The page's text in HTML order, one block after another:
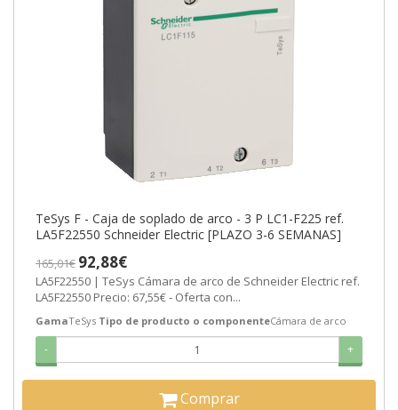
TeSys F - Caja de soplado de arco - 3 P LC1-F225 ref.
LA5F22550 Schneider Electric [PLAZO 3-6 SEMANAS]
165,01€ 92,88€
LA5F22550 | TeSys Cámara de arco de Schneider Electric ref.
LA5F22550 Precio: 67,55€ - Oferta con...
GamaTeSys Tipo de producto o componenteCámara de arco
- +
Comprar